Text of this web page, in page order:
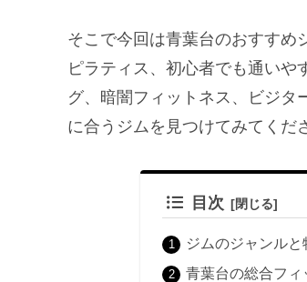
そこで今回は青葉台のおすすめ
ピラティス、初心者でも通いや
グ、暗闇フィットネス、ビジタ
に合うジムを見つけてみてくだ
目次
ジムのジャンルと
青葉台の総合フィ